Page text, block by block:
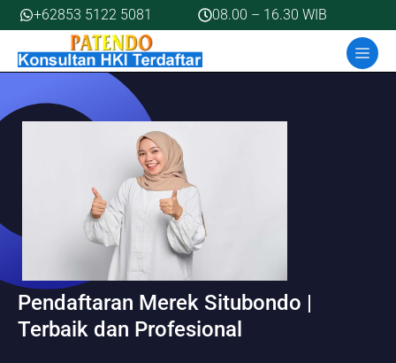
Skip
to
content
+62853 5122 5081 08.00 – 16.30 WIB
Pendaftaran Merek Situbondo |
Terbaik dan Profesional